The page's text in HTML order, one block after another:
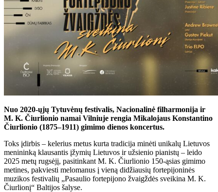
Nuo 2020-ųjų Tytuvėnų festivalis, Nacionalinė filharmonija ir
M. K. Čiurlionio namai Vilniuje rengia Mikalojaus Konstantino
Čiurlionio (1875–1911) gimimo dienos koncertus.
Toks įdirbis – kelerius metus kurta tradicija minėti unikalų Lietuvos
menininką klausantis įžymių Lietuvos ir užsienio pianistų – leido
2025 metų rugsėjį, pasitinkant M. K. Čiurlionio 150-ąsias gimimo
metines, pakviesti melomanus į vieną didžiausių fortepijoninės
muzikos festivalių „Pasaulio fortepijono žvaigždės sveikina M. K.
Čiurlionį“ Baltijos šalyse.